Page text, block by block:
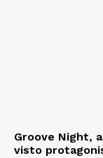
Groove Night,
visto